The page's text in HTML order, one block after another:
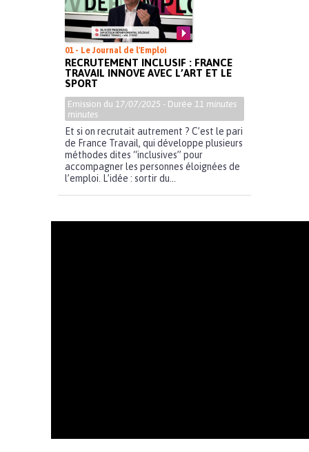
01 - Le Journal de l'Emploi
RECRUTEMENT INCLUSIF : FRANCE
TRAVAIL INNOVE AVEC L’ART ET LE
SPORT
Emission du 17/07/2025 - Durée 11 minutes
minutes
Et si on recrutait autrement ? C’est le pari
de France Travail, qui développe plusieurs
méthodes dites “inclusives” pour
accompagner les personnes éloignées de
l’emploi. L’idée : sortir du...